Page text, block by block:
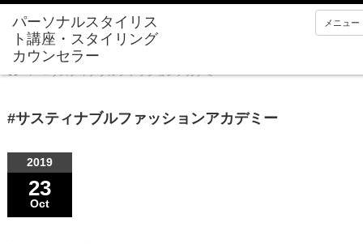
メニュー
#サスティナブルファッションアカデミー
#サスティナブルファッションアカデミー
2019
23
Oct